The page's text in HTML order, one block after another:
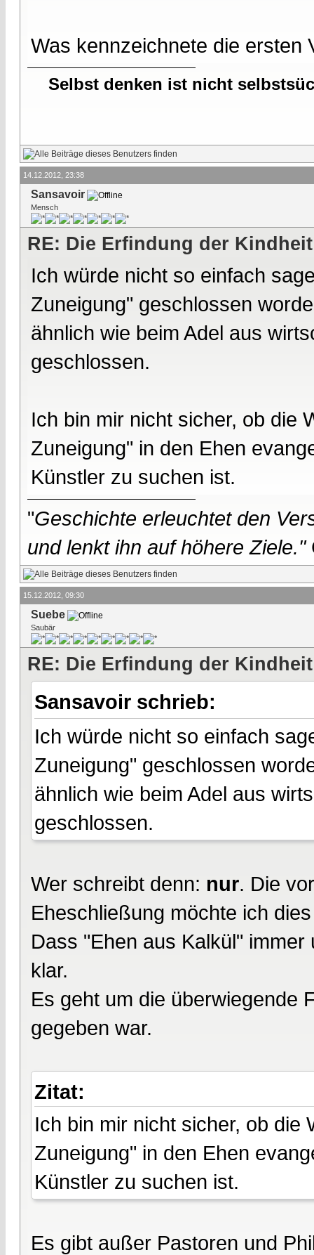
Was kennzeichnete die ersten
Selbst denken ist nicht
14.12.2012, 23:38
Sansavoir
Mensch
RE: Die Erfindung der Kindheit
Ich würde nicht so einfach
Zuneigung" geschlossen
ähnlich wie beim Adel aus
geschlossen.
Ich bin mir nicht sicher, ob die
Zuneigung" in den Ehen
Künstler zu suchen ist.
"Geschichte erleuchtet den
und lenkt ihn auf höhere Ziele."
15.12.2012, 09:30
Suebe
Saubär
RE: Die Erfindung der Kindheit
Sansavoir schrieb:
Ich würde nicht so einfach
Zuneigung" geschlossen
ähnlich wie beim Adel aus
geschlossen.
Wer schreibt denn: nur. Die
Eheschließung möchte ich
Dass "Ehen aus Kalkül"
klar.
Es geht um die überwiegende
gegeben war.
Zitat:
Ich bin mir nicht sicher, ob die
Zuneigung" in den Ehen
Künstler zu suchen ist.
Es gibt außer Pastoren und